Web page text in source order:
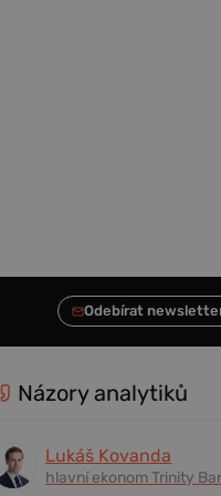
Názory analytiků
Lukáš Kovanda
hlavní ekonom Trinity